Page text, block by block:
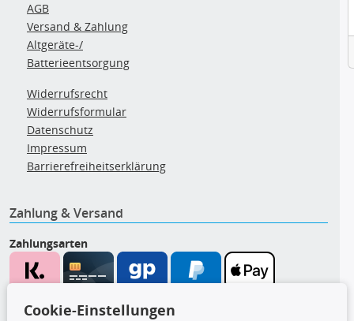
AGB
Versand & Zahlung
Altgeräte-/
Batterieentsorgung
Widerrufsrecht
Widerrufsformular
Datenschutz
Impressum
Barrierefreiheitserklärung
Zahlung & Versand
Zahlungsarten
Cookie-Einstellungen